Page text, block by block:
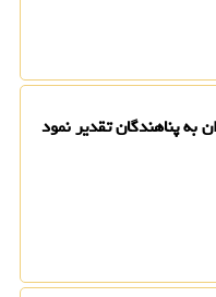
به پناهندگان تقدیر نمود